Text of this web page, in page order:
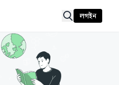
লগইন